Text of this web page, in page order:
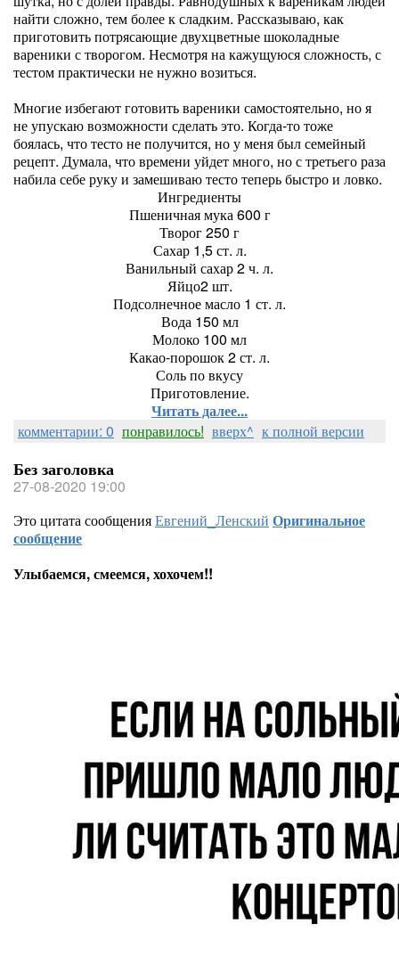
найти сложно, тем более к сладким. Рассказываю, как
приготовить потрясающие двухцветные шоколадные
вареники с творогом. Несмотря на кажущуюся сложность, с
тестом практически не нужно возиться.
Многие избегают готовить вареники самостоятельно, но я
не упускаю возможности сделать это. Когда-то тоже
боялась, что тесто не получится, но у меня был семейный
рецепт. Думала, что времени уйдет много, но с третьего раза
набила себе руку и замешиваю тесто теперь быстро и ловко.
Ингредиенты
Пшеничная мука 600 г
Творог 250 г
Сахар 1,5 ст. л.
Ванильный сахар 2 ч. л.
Яйцо2 шт.
Подсолнечное масло 1 ст. л.
Вода 150 мл
Молоко 100 мл
Какао-порошок 2 ст. л.
Соль по вкусу
Приготовление.
Читать далее...
комментарии: 0 понравилось! вверх^ к полной версии
Без заголовка
27-08-2020 19:00
Это цитата сообщенияЕвгений_Ленский Оригинальное
сообщение
Улыбаемся, смеемся, хохочем!!